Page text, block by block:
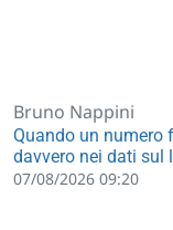
Bruno Nappini
Quando un numero
davvero nei dati sul
07/08/2026 09:20